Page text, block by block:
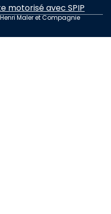
motorisé avec SPIP
Maler et Compagnie